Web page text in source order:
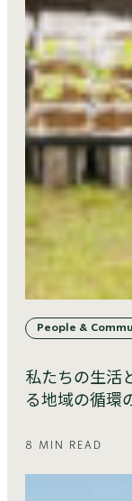
People &
私たちの生活
る地域の循環
8 MIN READ